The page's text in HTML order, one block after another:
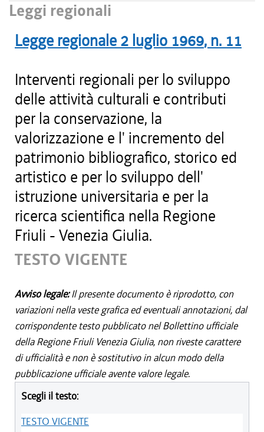
Leggi regionali
Legge regionale 2 luglio 1969, n. 11
Interventi regionali per lo sviluppo
delle attività culturali e contributi
per la conservazione, la
valorizzazione e l' incremento del
patrimonio bibliografico, storico ed
artistico e per lo sviluppo dell'
istruzione universitaria e per la
ricerca scientifica nella Regione
Friuli - Venezia Giulia.
TESTO VIGENTE
Avviso legale:Il presente documento è riprodotto, con
variazioni nella veste grafica ed eventuali annotazioni, dal
corrispondente testo pubblicato nel Bollettino ufficiale
della Regione Friuli Venezia Giulia, non riveste carattere
di ufficialità e non è sostitutivo in alcun modo della
pubblicazione ufficiale avente valore legale.
Scegli il testo:
TESTO VIGENTE